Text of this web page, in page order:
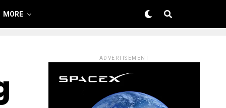
MORE
ADVERTISEMENT